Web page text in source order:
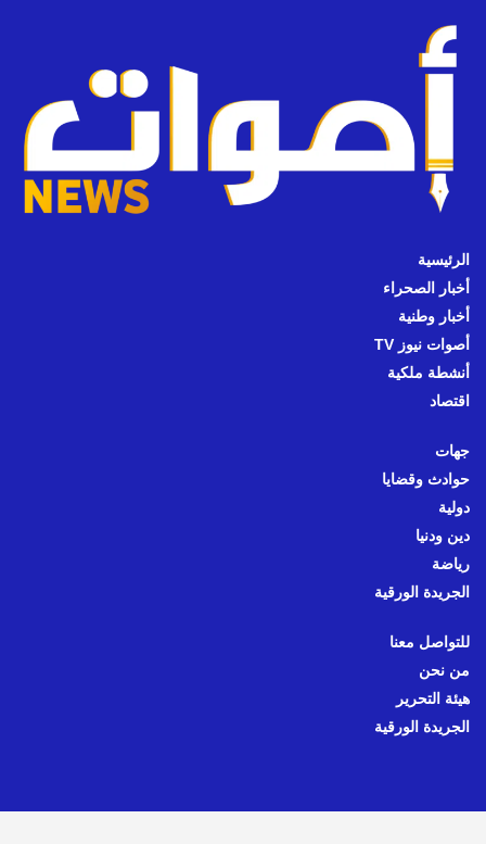
الرئيسية
أخبار الصحراء
أخبار وطنية
أصوات نيوز TV
أنشطة ملكية
اقتصاد
جهات
حوادث وقضايا
دولية
دين ودنيا
رياضة
الجريدة الورقية
للتواصل معنا
من نحن
هيئة التحرير
الجريدة الورقية